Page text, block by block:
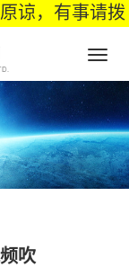
谅，有事请拨
, 13901215363
吹